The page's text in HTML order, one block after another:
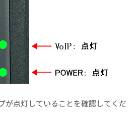
が点灯していることを確認してくだ